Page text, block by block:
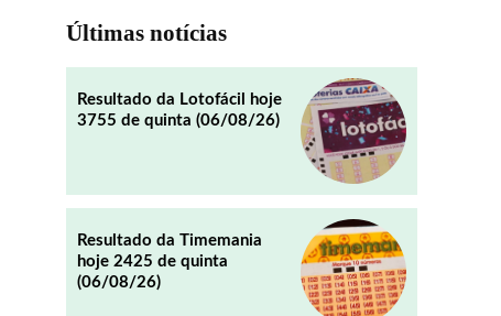
Últimas notícias
Resultado da Lotofácil hoje
3755 de quinta (06/08/26)
Resultado da Timemania
hoje 2425 de quinta
(06/08/26)